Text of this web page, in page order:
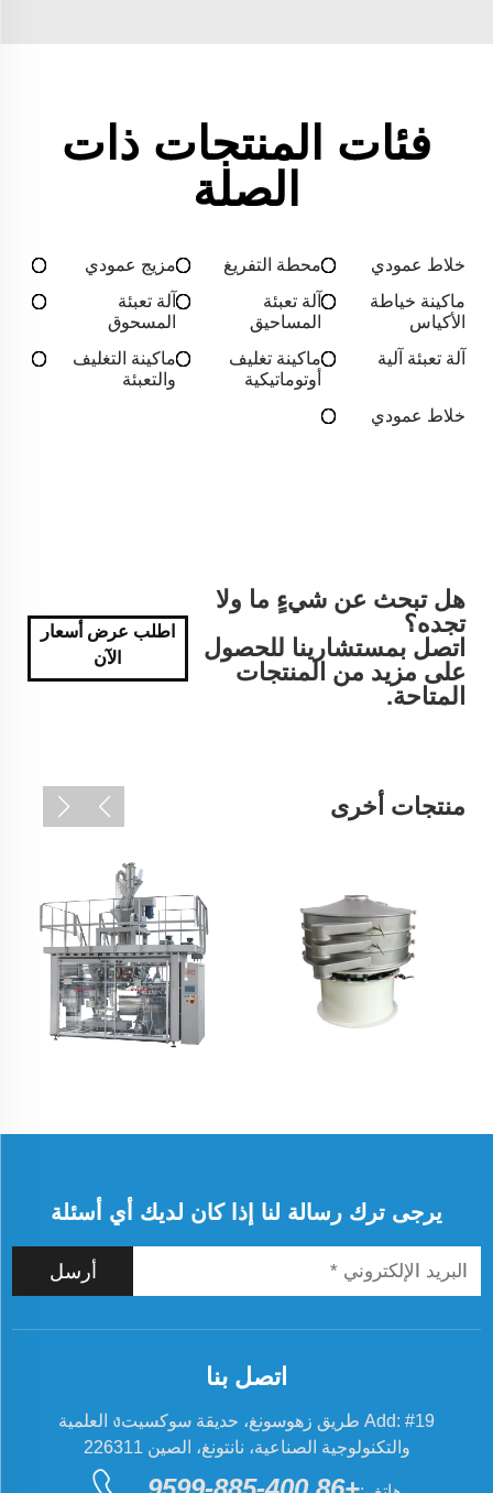
فئات المنتجات ذات
الصلة
خلاط عمودي محطة التفريغ
مزيج عمودي
ماكينة خياطة
الأكياس
آلة تعبئة
المساحيق
آلة تعبئة
المسحوق
آلة تعبئة آلية
ماكينة تغليف
أوتوماتيكية
ماكينة التغليف
والتعبئة
خلاط عمودي
هل تبحث عن شيءٍ ما ولا
تجده؟
اتصل بمستشارينا للحصول
على مزيد من المنتجات
المتاحة.
اطلب عرض أسعار
الآن
منتجات أخرى
يرجى ترك رسالة لنا إذا كان لديك أي أسئلة
أرسل
اتصل بنا
Add: #19 طريق زهوسونغ، حديقة سوكسيتง العلمية
والتكنولوجية الصناعية، نانتونغ، الصين 226311